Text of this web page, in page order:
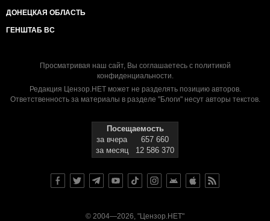
ДОНЕЦКАЯ ОБЛАСТЬ
ГЕНШТАБ ВС
Просматривая наш сайт, Вы соглашаетесь с политикой
конфиденциальности.
Редакция Цензор.НЕТ может не разделять позицию авторов.
Ответственность за материалы в разделе "Блоги" несут авторы текстов.
Посещаемость
за вчера
657 660
за месяц
12 586 370
© 2004—2026, "Цензор.НЕТ"